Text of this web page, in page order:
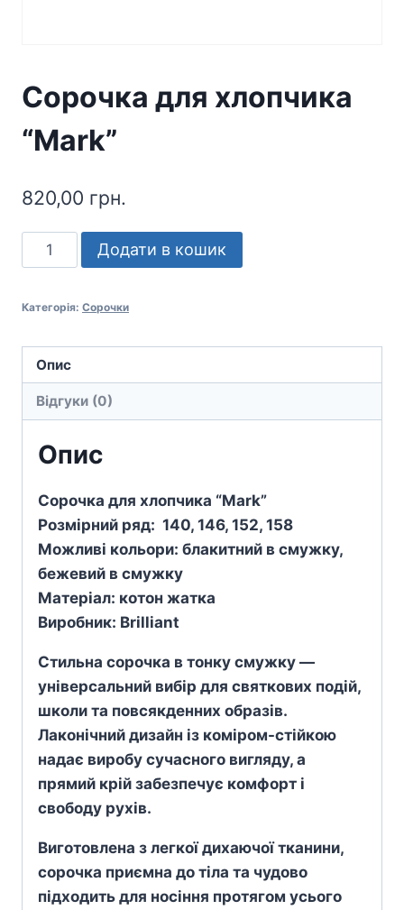
Сорочка для хлопчика
“Mark”
820,00 грн.
Сорочка
для
"Mark"
Додати в кошик
Категорія: Сорочки
Опис
Відгуки (0)
Опис
Сорочка для хлопчика “Mark”
Розмірний ряд: 140, 146, 152, 158
Можливі кольори: блакитний в смужку,
бежевий в смужку
Матеріал: котон жатка
Виробник: Brilliant
Стильна сорочка в тонку смужку —
універсальний вибір для святкових подій,
школи та повсякденних образів.
Лаконічний дизайн із коміром-стійкою
надає виробу сучасного вигляду, а
прямий крій забезпечує комфорт і
свободу рухів.
Виготовлена з легкої дихаючої тканини,
сорочка приємна до тіла та чудово
підходить для носіння протягом усього